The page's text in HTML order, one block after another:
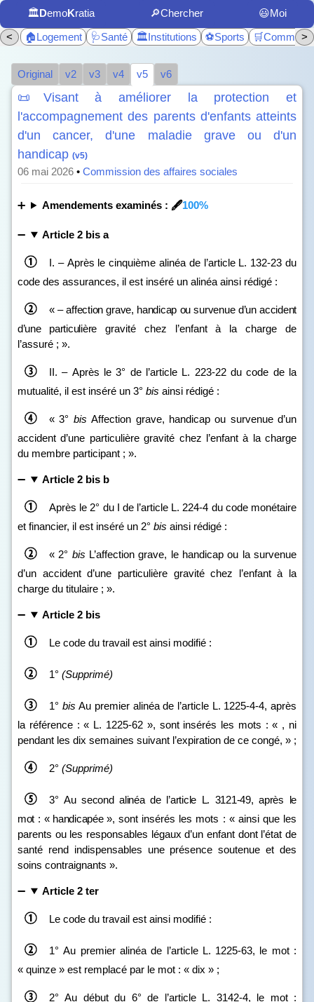
🏛️DemoKratia 🔎Chercher
😃Moi
<
🏠Logement 🩺Santé 🏛️Institutions ⚽Sports >
Original v2 v3 v4 v5 v6
📜Visant à améliorer la protection et
l'accompagnement des parents d'enfants atteints
d'un cancer, d'une maladie grave ou d'un
handicap (v5)
06 mai 2026 • Commission des affaires sociales
Amendements examinés : 🖋️100%
Article 2 bis a
I. – Après le cinquième alinéa de l’article L. 132‑23 du
code des assurances, il est inséré un alinéa ainsi rédigé :
« – affection grave, handicap ou survenue d’un accident
d’une particulière gravité chez l’enfant à la charge de
l’assuré ; ».
II. – Après le 3° de l’article L. 223‑22 du code de la
mutualité, il est inséré un 3° bis ainsi rédigé :
« 3° bis Affection grave, handicap ou survenue d’un
accident d’une particulière gravité chez l’enfant à la charge
du membre participant ; ».
Article 2 bis b
Après le 2° du I de l’article L. 224‑4 du code monétaire
et financier, il est inséré un 2° bis ainsi rédigé :
« 2° bis L’affection grave, le handicap ou la survenue
d’un accident d’une particulière gravité chez l’enfant à la
charge du titulaire ; ».
Article 2 bis
Le code du travail est ainsi modifié :
1° (Supprimé)
1° bis Au premier alinéa de l’article L. 1225‑4‑4, après
la référence : « L. 1225‑62 », sont insérés les mots : « , ni
pendant les dix semaines suivant l’expiration de ce congé, » ;
2° (Supprimé)
3° Au second alinéa de l’article L. 3121‑49, après le
mot : « handicapée », sont insérés les mots : « ainsi que les
parents ou les responsables légaux d’un enfant dont l’état de
santé rend indispensables une présence soutenue et des
soins contraignants ».
Article 2 ter
Le code du travail est ainsi modifié :
1° Au premier alinéa de l’article L. 1225‑63, le mot :
« quinze » est remplacé par le mot : « dix » ;
2° Au début du 6° de l’article L. 3142‑4, le mot :